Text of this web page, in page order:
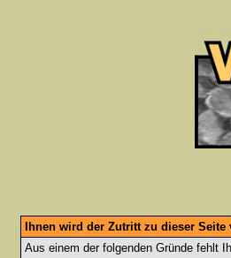
Ihnen wird der Zutritt zu dieser Seite
Aus einem der folgenden Gründe fehlt